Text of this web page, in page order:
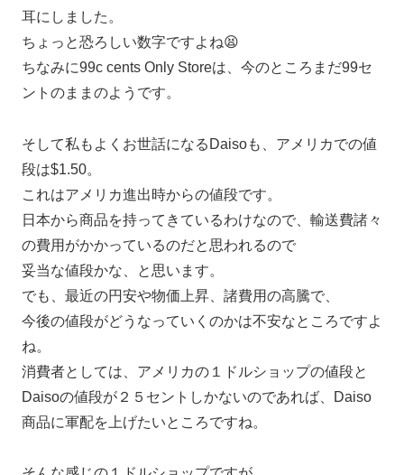
耳にしました。
ちょっと恐ろしい数字ですよね😫
ちなみに99c cents Only Storeは、今のところまだ99セ
ントのままのようです。
そして私もよくお世話になるDaisoも、アメリカでの値
段は$1.50。
これはアメリカ進出時からの値段です。
日本から商品を持ってきているわけなので、輸送費諸々
の費用がかかっているのだと思われるので
妥当な値段かな、と思います。
でも、最近の円安や物価上昇、諸費用の高騰で、
今後の値段がどうなっていくのかは不安なところですよ
ね。
消費者としては、アメリカの１ドルショップの値段と
Daisoの値段が２５セントしかないのであれば、Daiso
商品に軍配を上げたいところですね。